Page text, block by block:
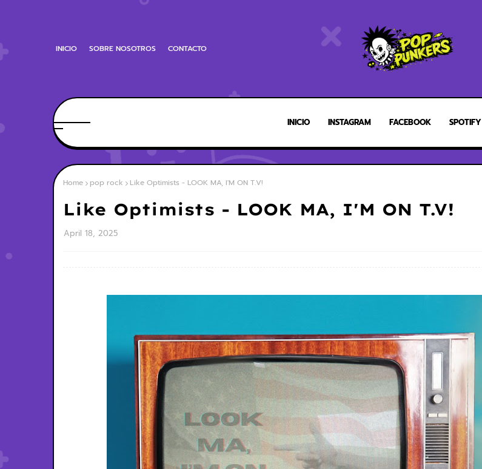
INICIO SOBRE NOSOTROS CONTACTO
INICIO INSTAGRAM FACEBOOK SPOTIFY
Home pop rock Like Optimists - LOOK MA, I'M ON T.V!
Like Optimists - LOOK MA, I'M ON T.V!
April 18, 2025